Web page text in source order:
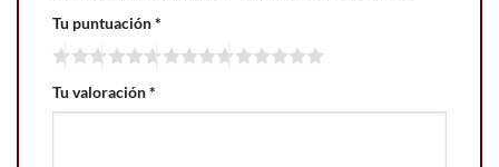
Tu puntuación*
Tu valoración*